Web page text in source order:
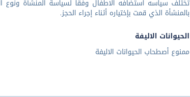
تختلف سياسه استضافه الاطفال وفقاً لسياسة المنشأة ونوع
بالمنشأة الذي قمت بإختياره أثناء إجراء الحجز.
الحيوانات الاليفة
ممنوع أصطحاب الحيوانات الاليفة